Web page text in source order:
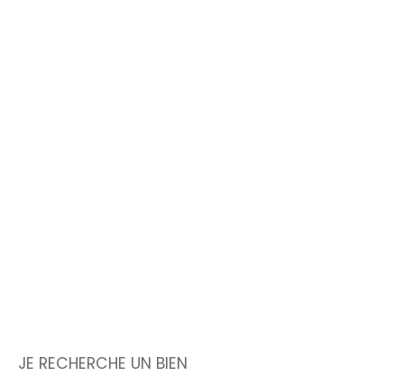
JE RECHERCHE UN BIEN